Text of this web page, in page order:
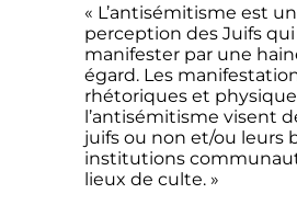
« L’antisémitisme est
perception des Juifs
manifester par une
égard. Les
rhétoriques et
l’antisémitisme visent
juifs ou non et/ou leurs
institutions
lieux de culte. »